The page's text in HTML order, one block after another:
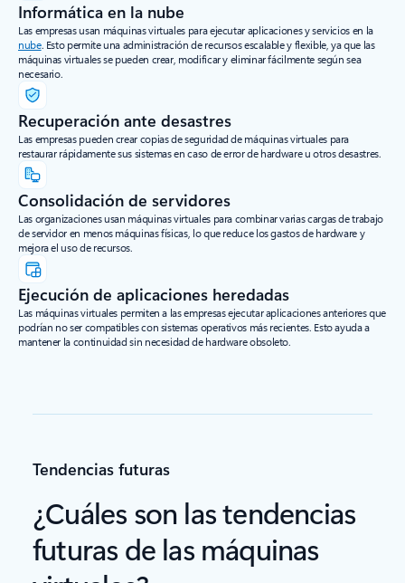
Informática en la nube
Las empresas usan máquinas virtuales para ejecutar aplicaciones y servicios en la
nube. Esto permite una administración de recursos escalable y flexible, ya que las
máquinas virtuales se pueden crear, modificar y eliminar fácilmente según sea
necesario.
Recuperación ante desastres
Las empresas pueden crear copias de seguridad de máquinas virtuales para
restaurar rápidamente sus sistemas en caso de error de hardware u otros desastres.
Consolidación de servidores
Las organizaciones usan máquinas virtuales para combinar varias cargas de trabajo
de servidor en menos máquinas físicas, lo que reduce los gastos de hardware y
mejora el uso de recursos.
Ejecución de aplicaciones heredadas
Las máquinas virtuales permiten a las empresas ejecutar aplicaciones anteriores que
podrían no ser compatibles con sistemas operativos más recientes. Esto ayuda a
mantener la continuidad sin necesidad de hardware obsoleto.
Tendencias futuras
¿Cuáles son las tendencias
futuras de las máquinas